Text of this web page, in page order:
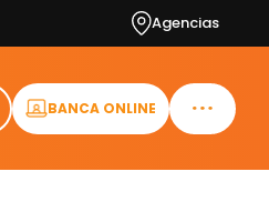
Agencias
BANCA ONLINE